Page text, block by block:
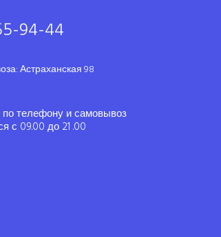
Астраханская 98
94-44
по телефону и самовывоз
с 09.00 до 21 .00